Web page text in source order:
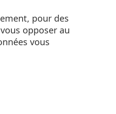
pour des
opposer au
vous